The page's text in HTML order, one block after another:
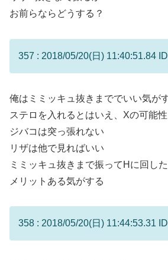
お前らならどうする？
357 : 2018/05/20(日) 11:40:51.84
俺はミミッキュ抜きまででいい気が
ステロを入れるとはいえ、Xの可能
ジバコは突っ張れない
リザは他で見ればいい
ミミッキュ抜きまで振ってHに回し
メリットある気がする
358 : 2018/05/20(日) 11:44:53.31